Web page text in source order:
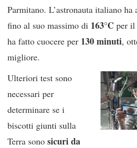
Parmitano. L’astronauta italiano
fino al suo massimo di 163°C per il
ha fatto cuocere per 130 minuti,
migliore.
Ulteriori test sono
necessari per
determinare se i
biscotti giunti sulla
Terra sono sicuri da